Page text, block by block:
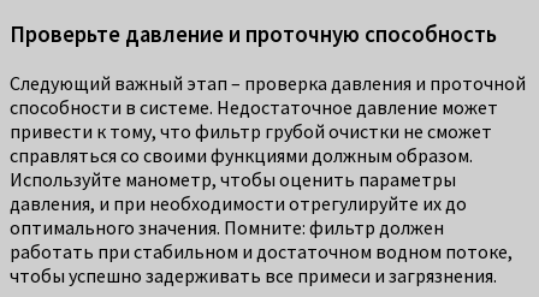
Проверьте давление и проточную способность
Следующий важный этап – проверка давления и проточной
способности в системе. Недостаточное давление может
привести к тому, что фильтр грубой очистки не сможет
справляться со своими функциями должным образом.
Используйте манометр, чтобы оценить параметры
давления, и при необходимости отрегулируйте их до
оптимального значения. Помните: фильтр должен
работать при стабильном и достаточном водном потоке,
чтобы успешно задерживать все примеси и загрязнения.